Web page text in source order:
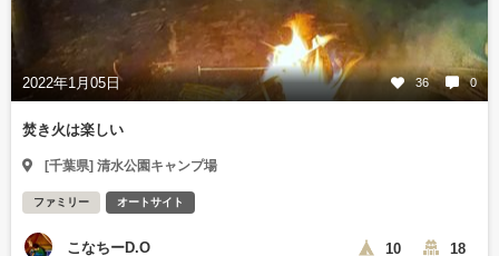
2022年1月05日 36 0
焚き火は楽しい
[千葉県] 清水公園キャンプ場
ファミリー オートサイト
こなちーD.O 10 18